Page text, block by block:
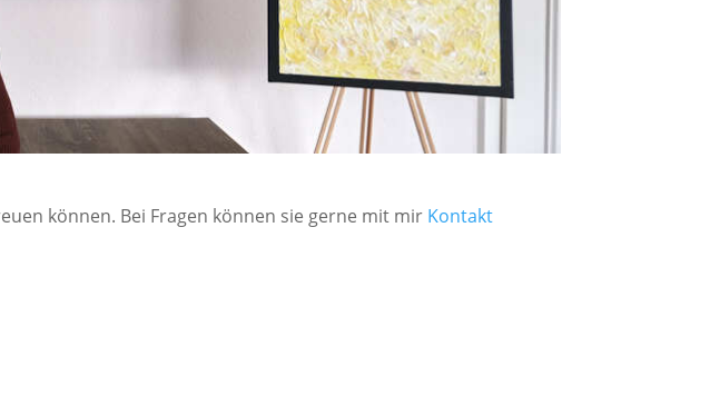
können. Bei Fragen können sie gerne mit mir Kontakt